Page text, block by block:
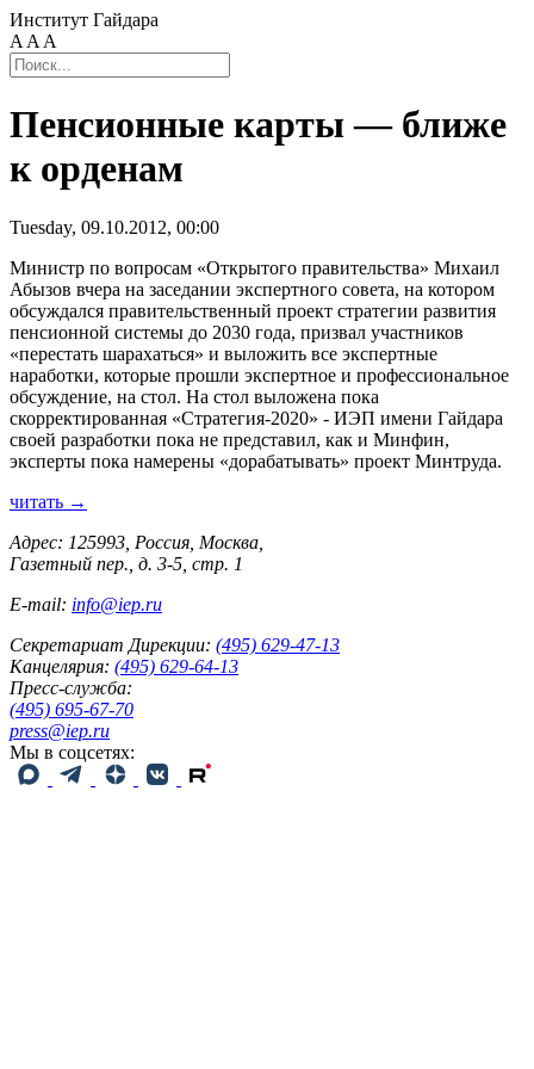
Институт Гайдара
A A A
Пенсионные карты — ближе
к орденам
Tuesday, 09.10.2012, 00:00
Министр по вопросам «Открытого правительства» Михаил
Абызов вчера на заседании экспертного совета, на котором
обсуждался правительственный проект стратегии развития
пенсионной системы до 2030 года, призвал участников
«перестать шарахаться» и выложить все экспертные
наработки, которые прошли экспертное и профессиональное
обсуждение, на стол. На стол выложена пока
скорректированная «Стратегия-2020» - ИЭП имени Гайдара
своей разработки пока не представил, как и Минфин,
эксперты пока намерены «дорабатывать» проект Минтруда.
читать →
Адрес: 125993, Россия, Москва,
Газетный пер., д. 3-5, стр. 1
E-mail: info@iep.ru
Секретариат Дирекции: (495) 629-47-13
Канцелярия: (495) 629-64-13
Пресс-служба:
(495) 695-67-70
press@iep.ru
Мы в соцсетях: